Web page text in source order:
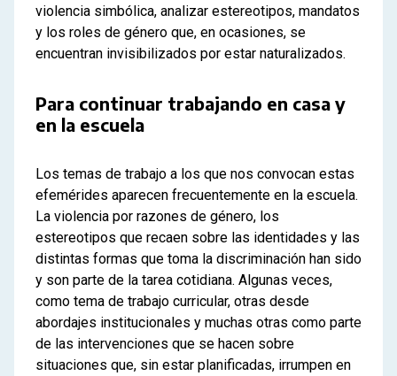
violencia simbólica, analizar estereotipos, mandatos
y los roles de género que, en ocasiones, se
encuentran invisibilizados por estar naturalizados.
Para continuar trabajando en casa y
en la escuela
Los temas de trabajo a los que nos convocan estas
efemérides aparecen frecuentemente en la escuela.
La violencia por razones de género, los
estereotipos que recaen sobre las identidades y las
distintas formas que toma la discriminación han sido
y son parte de la tarea cotidiana. Algunas veces,
como tema de trabajo curricular, otras desde
abordajes institucionales y muchas otras como parte
de las intervenciones que se hacen sobre
situaciones que, sin estar planificadas, irrumpen en